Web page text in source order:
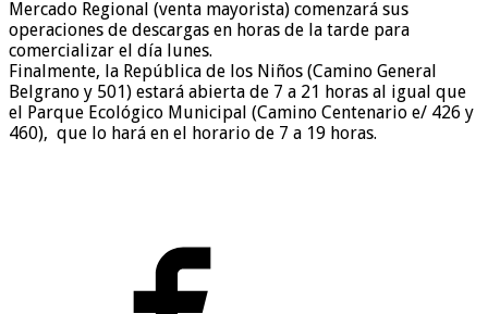
Mercado Regional (venta mayorista) comenzará sus
operaciones de descargas en horas de la tarde para
comercializar el día lunes.
Finalmente, la República de los Niños (Camino General
Belgrano y 501) estará abierta de 7 a 21 horas al igual que
el Parque Ecológico Municipal (Camino Centenario e/ 426 y
460), que lo hará en el horario de 7 a 19 horas.